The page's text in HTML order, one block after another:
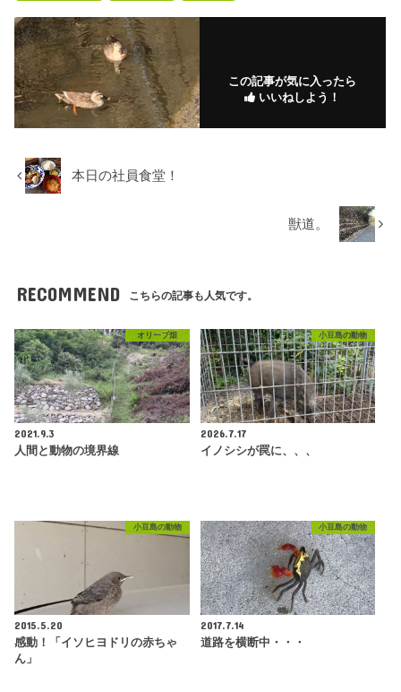
この記事が気に入ったら
いいねしよう！
本日の社員食堂！
獣道。
RECOMMEND こちらの記事も人気です。
オリーブ畑
2021.9.3
人間と動物の境界線
小豆島の動物
2026.7.17
イノシシが罠に、、、
小豆島の動物
2015.5.20
感動！「イソヒヨドリの赤ちゃ
ん」
小豆島の動物
2017.7.14
道路を横断中・・・